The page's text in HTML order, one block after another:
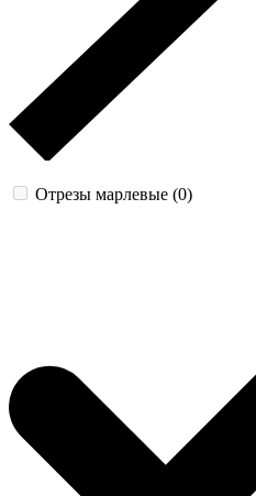
Отрезы марлевые (0)